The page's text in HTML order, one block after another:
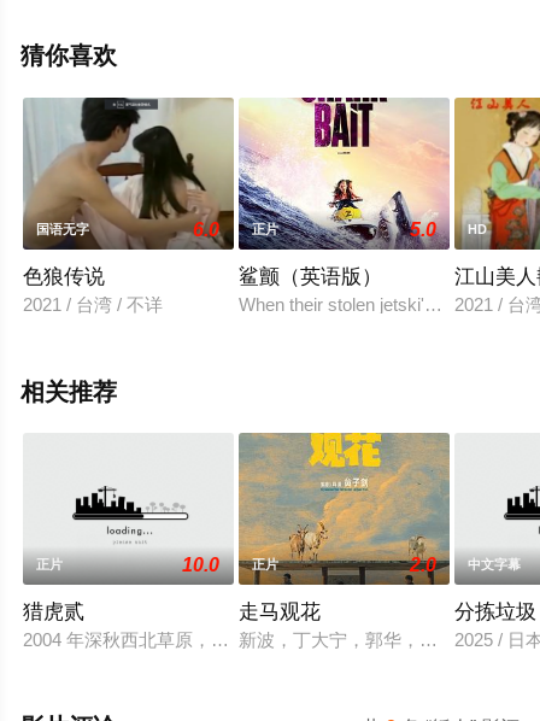
等平台了解。
猜你喜欢
国语无字 6.0
色狼传说
2021 / 台湾 / 不详
正片 5.0
鲨颤（英语版）
When their stolen jetski's break down
HD
江山美
2021 / 台
相关推荐
正片 10.0
猎虎贰
2004 年深秋西北草原，假交警截停铜矿押运车，炸药破箱、两
正片 2.0
走马观花
新波，丁大宁，郭华，程一木他们毕
中文字幕
分拣垃
2025 / 日